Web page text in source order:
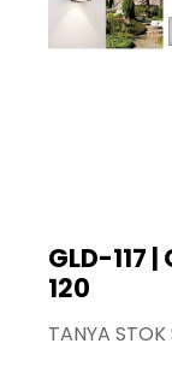
GLD-117 |
120
TANYA STOK